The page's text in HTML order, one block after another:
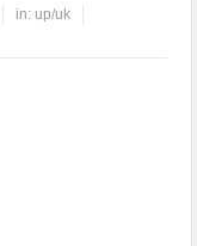
in: up/uk